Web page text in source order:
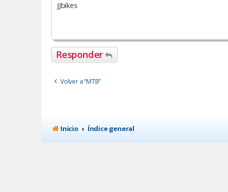
JJbikes
Responder
Volver a “MTB”
Inicio Índice general